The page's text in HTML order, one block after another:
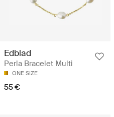
Edblad
Perla Bracelet Multi
ONE SIZE
55 €